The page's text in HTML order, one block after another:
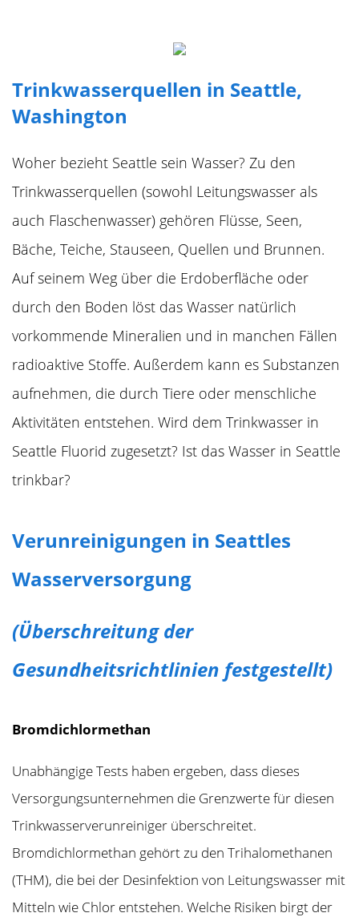
Trinkwasserquellen in Seattle,
Washington
Woher bezieht Seattle sein Wasser? Zu den
Trinkwasserquellen (sowohl Leitungswasser als
auch Flaschenwasser) gehören Flüsse, Seen,
Bäche, Teiche, Stauseen, Quellen und Brunnen.
Auf seinem Weg über die Erdoberfläche oder
durch den Boden löst das Wasser natürlich
vorkommende Mineralien und in manchen Fällen
radioaktive Stoffe. Außerdem kann es Substanzen
aufnehmen, die durch Tiere oder menschliche
Aktivitäten entstehen. Wird dem Trinkwasser in
Seattle Fluorid zugesetzt? Ist das Wasser in Seattle
trinkbar?
Verunreinigungen in Seattles
Wasserversorgung
(Überschreitung der
Gesundheitsrichtlinien festgestellt)
Bromdichlormethan
Unabhängige Tests haben ergeben, dass dieses
Versorgungsunternehmen die Grenzwerte für diesen
Trinkwasserverunreiniger überschreitet.
Bromdichlormethan gehört zu den Trihalomethanen
(THM), die bei der Desinfektion von Leitungswasser mit
Mitteln wie Chlor entstehen. Welche Risiken birgt der